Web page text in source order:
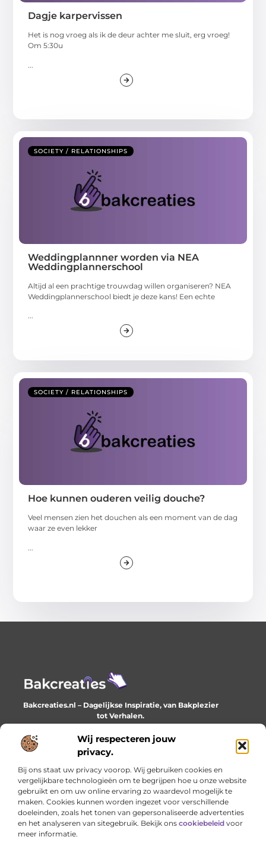
Wij respecteren jouw
privacy.
Bij ons staat uw privacy voorop. Wij gebruiken cookies en
vergelijkbare technologieën om te begrijpen hoe u onze website
gebruikt en om uw online ervaring zo waardevol mogelijk te
maken. Cookies kunnen worden ingezet voor verschillende
doeleinden, zoals het tonen van gepersonaliseerde advertenties
en het analyseren van sitegebruik. Bekijk ons cookiebeleid voor
meer informatie.
Dagje karpervissen
Het is nog vroeg als ik de deur achter me sluit, erg vroeg!
Om 5:30u
SOCIETY / RELATIONSHIPS
Weddingplannner worden via NEA
Weddingplannerschool
Altijd al een prachtige trouwdag willen organiseren? NEA
Weddingplannerschool biedt je deze kans! Een echte
...
SOCIETY / RELATIONSHIPS
Hoe kunnen ouderen veilig douche?
Veel mensen zien het douchen als een moment van de dag
waar ze even lekker
Bakcreaties.nl – Dagelijkse Inspiratie, van Bakplezier
tot Verhalen.
Ontdek unieke en creatieve verhalen die je elke dag
verrijken en inspireren.
Onze informatie